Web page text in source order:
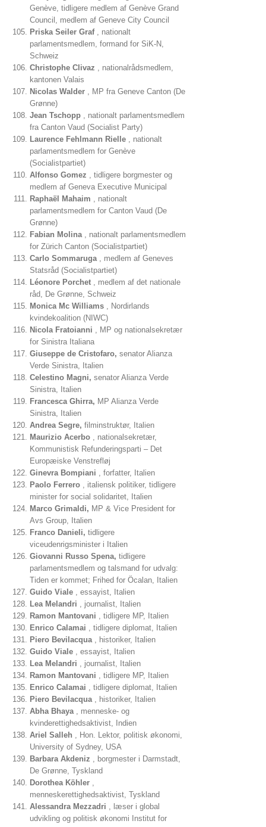
Genève, tidligere medlem af Genève Grand
Council, medlem af Geneve City Council
Priska Seiler Graf, nationalt
parlamentsmedlem, formand for SiK-N,
Schweiz
Christophe Clivaz , nationalrådsmedlem,
kantonen Valais
Nicolas Walder , MP fra Geneve Canton (De
Grønne)
Jean Tschopp , nationalt parlamentsmedlem
fra Canton Vaud (Socialist Party)
Laurence Fehlmann Rielle , nationalt
parlamentsmedlem for Genève
(Socialistpartiet)
Alfonso Gomez , tidligere borgmester og
medlem af Geneva Executive Municipal
Raphaël Mahaim , nationalt
parlamentsmedlem for Canton Vaud (De
Grønne)
Fabian Molina, nationalt parlamentsmedlem
for Zürich Canton (Socialistpartiet)
Carlo Sommaruga, medlem af Geneves
Statsråd (Socialistpartiet)
Léonore Porchet , medlem af det nationale
råd, De Grønne, Schweiz
Monica Mc Williams , Nordirlands
kvindekoalition (NIWC)
Nicola Fratoianni , MP og nationalsekretær
for Sinistra Italiana
Giuseppe de Cristofaro, senator Alianza
Verde Sinistra, Italien
Celestino Magni, senator Alianza Verde
Sinistra, Italien
Francesca Ghirra, MP Alianza Verde
Sinistra, Italien
Andrea Segre, filminstruktør, Italien
Maurizio Acerbo , nationalsekretær,
Kommunistisk Refunderingsparti – Det
Europæiske Venstrefløj
Ginevra Bompiani , forfatter, Italien
Paolo Ferrero , italiensk politiker, tidligere
minister for social solidaritet, Italien
Marco Grimaldi, MP & Vice President for
Avs Group, Italien
Franco Danieli, tidligere
viceudenrigsminister i Italien
Giovanni Russo Spena, tidligere
parlamentsmedlem og talsmand for udvalg:
Tiden er kommet; Frihed for Öcalan, Italien
Guido Viale , essayist, Italien
Lea Melandri , journalist, Italien
Ramon Mantovani , tidligere MP, Italien
Enrico Calamai , tidligere diplomat, Italien
Piero Bevilacqua, historiker, Italien
Guido Viale , essayist, Italien
Lea Melandri , journalist, Italien
Ramon Mantovani , tidligere MP, Italien
Enrico Calamai , tidligere diplomat, Italien
Piero Bevilacqua, historiker, Italien
Abha Bhaya, menneske- og
kvinderettighedsaktivist, Indien
Ariel Salleh , Hon. Lektor, politisk økonomi,
University of Sydney, USA
Barbara Akdeniz , borgmester i Darmstadt,
De Grønne, Tyskland
Dorothea Köhler ,
menneskerettighedsaktivist, Tyskland
Alessandra Mezzadri , læser i global
udvikling og politisk økonomi Institut for